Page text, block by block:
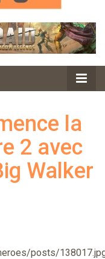
Actu
la
2 avec
Walker
posts/